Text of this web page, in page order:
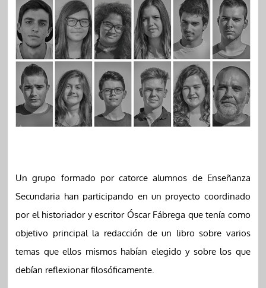
Un grupo formado por catorce alumnos de Enseñanza
Secundaria han participando en un proyecto coordinado
por el historiador y escritor Óscar Fábrega que tenía como
objetivo principal la redacción de un libro sobre varios
temas que ellos mismos habían elegido y sobre los que
debían reflexionar filosóficamente.